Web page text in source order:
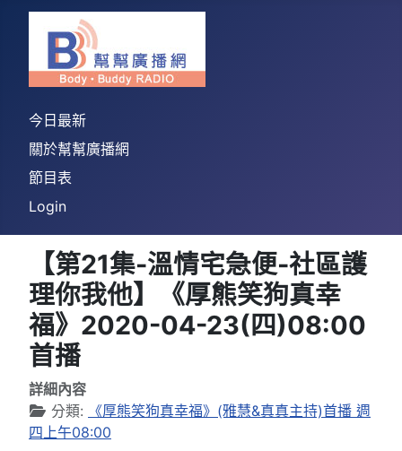
今日最新
關於幫幫廣播網
節目表
Login
【第21集-溫情宅急便-社區護
理你我他】《厚熊笑狗真幸
福》2020-04-23(四)08:00
首播
詳細內容
分類:
《厚熊笑狗真幸福》(雅慧&真真主持)首播 週
四上午08:00